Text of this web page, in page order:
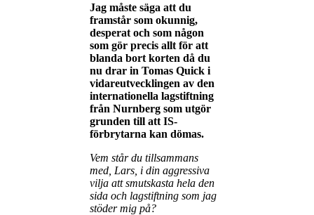
Jag måste säga att du
framstår som okunnig,
desperat och som någon
som gör precis allt för att
blanda bort korten då du
nu drar in Tomas Quick i
vidareutvecklingen av den
internationella lagstiftning
från Nurnberg som utgör
grunden till att IS-
förbrytarna kan dömas.
Vem står du tillsammans
med, Lars, i din aggressiva
vilja att smutskasta hela den
sida och lagstiftning som jag
stöder mig på?